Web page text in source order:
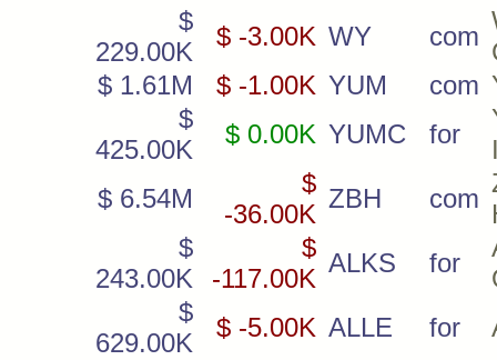
$
229.00K
$ -3.00K WY com
$ 1.61M
$ -1.00K YUM com
$
425.00K
$ 0.00K YUMC for
$ 6.54M
$
-36.00K
ZBH com
$
243.00K
$
-117.00K
ALKS for
$
629.00K
$ -5.00K ALLE for